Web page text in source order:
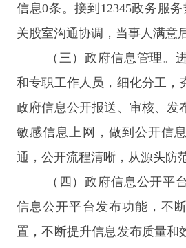
信息0条。接到12345政务服
关股室沟通协调，当事人满意
（三）政府信息管理。
和专职工作人员，细化分工，
政府信息公开报送、审核、发
敏感信息上网，做到公开信
通，公开流程清晰，从源头防
（四）政府信息公开平
信息公开平台发布功能，不
置，不断提升信息发布质量和